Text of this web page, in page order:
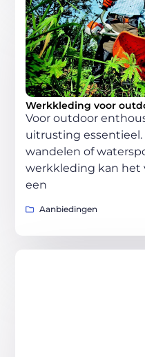
Werkkleding voor
Voor outdoor
uitrusting
wandelen of
werkkleding kan het
een
Aanbiedingen